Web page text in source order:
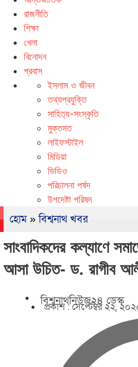
রাজনীতি
শিক্ষা
খেলা
বিনোদন
প্রবাস
ইসলাম ও জীবন
তথ্যপ্রযুক্তি
সাহিত্য-সংস্কৃতি
মুক্তমত
লাইফস্টাইল
মিডিয়া
ভিডিও
পরিচালনা পর্ষদ
উপদেষ্টা পরিষদ
হোম»বিশ্বনাথ খবর
সাংবাদিকদের কল্যাণে
আসা উচিত- ড. রাগীব
বিশ্বনাথনিউজ২৪ ডেস্ক
প্রকাশ :সেপ্টেম্বর ২২,